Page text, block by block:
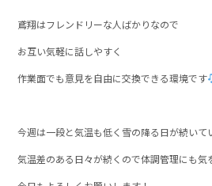
鳶翔はフレンドリーな人ばかりなので
お互い気軽に話しやすく
作業面でも意見を自由に交換できる環境です
今週は一段と気温も低く雪の降る日が続いて
気温差のある日々が続くので体調管理にも気